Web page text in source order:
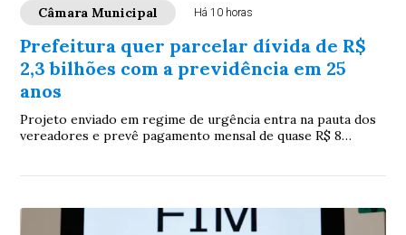
Câmara Municipal Há 10 horas
Prefeitura quer parcelar dívida de R$
2,3 bilhões com a previdência em 25
anos
Projeto enviado em regime de urgência entra na pauta dos
vereadores e prevê pagamento mensal de quase R$ 8